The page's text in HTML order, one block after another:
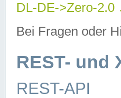
DL-DE->Zero-2.0
Bei Fragen oder
REST- und
REST-API